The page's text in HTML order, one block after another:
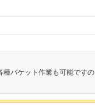
種バケット作業も可能ですの